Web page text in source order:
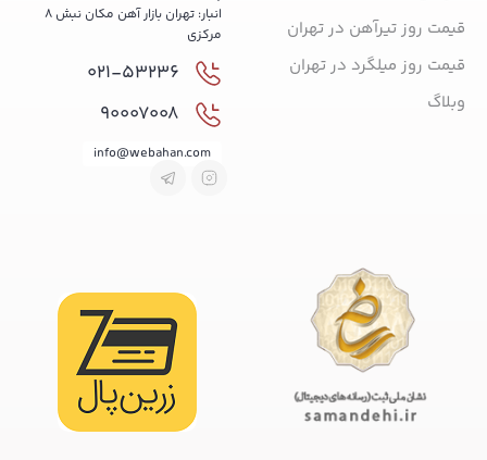
قیمت روز تیرآهن در تهران
قیمت روز میلگرد در تهران
وبلاگ
انبار: تهران بازار آهن مکان نبش 8
مرکزی
021-53236
90007008
info@webahan.com